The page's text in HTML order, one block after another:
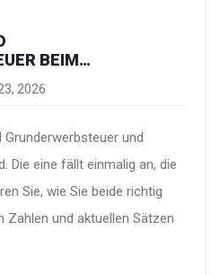
BEIM
KALKULIEREN SIE DIE
2026
und
Die eine fällt einmalig an, die
Sie, wie Sie beide richtig
Zahlen und aktuellen Sätzen